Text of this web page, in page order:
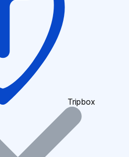
Tripbox